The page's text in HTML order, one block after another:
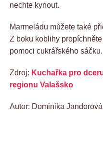
nechte kynout.
Marmeládu můžete také
Z boku koblihy
pomoci cukrářského sáčku.
Zdroj: Kuchařka pro
regionu Valašsko
Autor: Dominika Jandorová